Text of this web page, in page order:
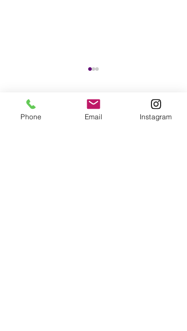
Comments
Phone Email Instagram